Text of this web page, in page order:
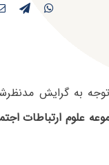
به گرایش
علوم ارتباطات